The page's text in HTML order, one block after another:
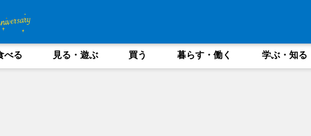
べる 見る・遊ぶ 買う 暮らす・働く 学ぶ・知る